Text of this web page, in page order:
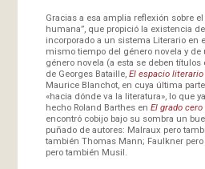
Gracias a esa amplia reflexión sobre
humana”, que propició la existencia
incorporado a un sistema Literario en
mismo tiempo del género novela y de
género novela (a esta se deben títulos
de Georges Bataille, El espacio literario
Maurice Blanchot, en cuya última
«hacia dónde va la literatura», lo que
hecho Roland Barthes en El grado
encontró cobijo bajo su sombra un
puñado de autores: Malraux pero
también Thomas Mann; Faulkner
pero también Musil.